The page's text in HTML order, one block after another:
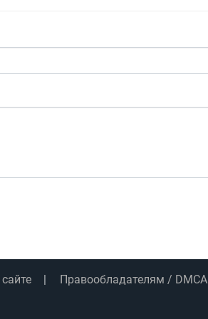
Правообладателям / DMCA